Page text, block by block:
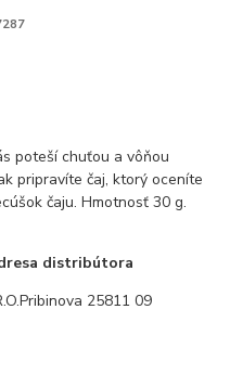
poteší chuťou a vôňou
pripravíte čaj, ktorý oceníte
čaju. Hmotnosť 30 g.
distribútora
25811 09